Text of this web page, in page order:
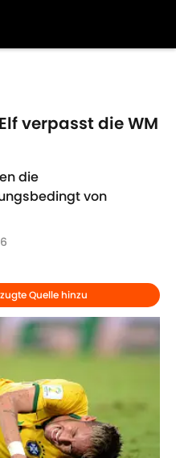
verpasst die WM
die
von
Quelle hinzu